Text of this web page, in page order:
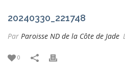
20240330_221748
Par Paroisse ND de la Côte de Jade
0